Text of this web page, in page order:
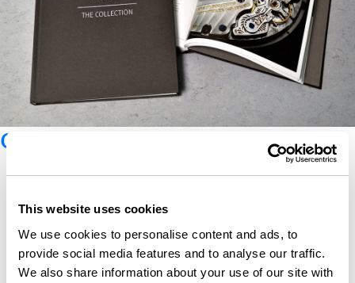
This website uses cookies
We use cookies to personalise content and ads, to
provide social media features and to analyse our traffic.
We also share information about your use of our site with
Catalogue Glashütte Original